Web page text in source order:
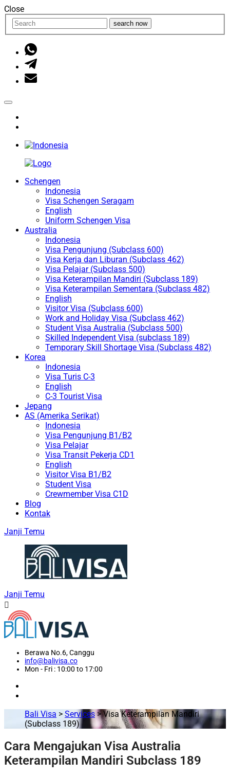
Close
search now
Schengen
Indonesia
Visa Schengen Seragam
English
Uniform Schengen Visa
Australia
Indonesia
Visa Pengunjung (Subclass 600)
Visa Kerja dan Liburan (Subclass 462)
Visa Pelajar (Subclass 500)
Visa Keterampilan Mandiri (Subclass 189)
Visa Keterampilan Sementara (Subclass 482)
English
Visitor Visa (Subclass 600)
Work and Holiday Visa (Subclass 462)
Student Visa Australia (Subclass 500)
Skilled Independent Visa (subclass 189)
Temporary Skill Shortage Visa (Subclass 482)
Korea
Indonesia
Visa Turis C-3
English
C-3 Tourist Visa
Jepang
AS (Amerika Serikat)
Indonesia
Visa Pengunjung B1/B2
Visa Pelajar
Visa Transit Pekerja CD1
English
Visitor Visa B1/B2
Student Visa
Crewmember Visa C1D
Blog
Kontak
Janji Temu
Janji Temu
Berawa No.6, Canggu
info@balivisa.co
Mon - Fri : 10:00 to 17:00
Bali Visa > Services >Visa Keterampilan Mandiri
(Subclass 189)
Cara Mengajukan Visa Australia
Keterampilan Mandiri Subclass 189